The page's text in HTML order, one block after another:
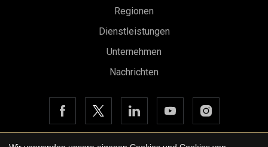
Regionen
Dienstleistungen
Unternehmen
Nachrichten